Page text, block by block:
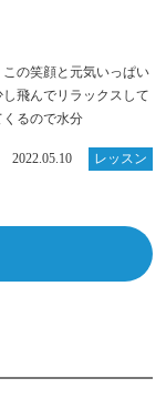
の笑顔と元気いっぱい
飛んでリラックスして
るので水分
2022.05.10 レッスン